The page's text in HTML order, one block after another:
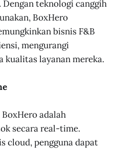
teknologi canggih
BoxHero
bisnis F&B
mengurangi
kualitas layanan mereka.
adalah
secara real-time.
cloud, pengguna dapat